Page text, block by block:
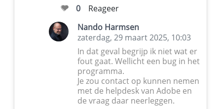
0
Reageer
Nando Harmsen
zaterdag, 29 maart 2025, 10:03
In dat geval begrijp ik niet wat er
fout gaat. Wellicht een bug in het
programma.
Je zou contact op kunnen nemen
met de helpdesk van Adobe en
de vraag daar neerleggen.